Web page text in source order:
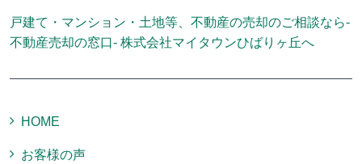
戸建て・マンション・土地等、不動産の売却のご相談なら-
不動産売却の窓口- 株式会社マイタウンひばりヶ丘へ
HOME
お客様の声